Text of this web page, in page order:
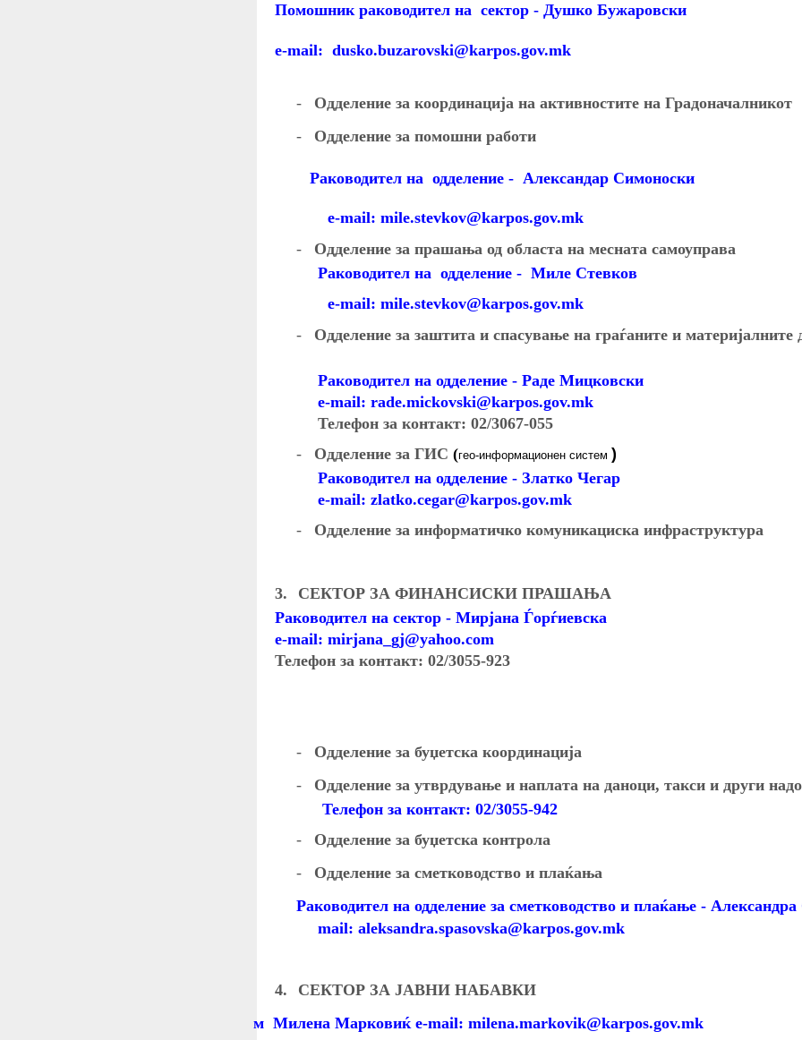
Помошник раководител на сектор - Душко Бужаровски
e-mail: dusko.buzarovski@karpos.gov.mk
- Одделение за координација на активностите на Градоначалникот
-
Одделение за помошни работи
Раководител на одделение - Александар Симоноски
e-mail: mile.stevkov@karpos.gov.mk
-
Одделение за прашања од областа на месната самоуправа
Раководител на одделение - Миле Стевков
e-mail: mile.stevkov@karpos.gov.mk
-
Одделение за заштита и спасување на граѓаните и материјалните
Раководител на одделение- Раде Мицковски
e-mail: rade.mickovski@karpos.gov.mk
Телефон за контакт: 02/3067-055
-
Одделение за ГИС (гео-информационен систем )
Раководител на одделение- Златко Чегар
e-mail: zlatko.cegar@karpos.gov.mk
-
Oдделение за информатичко комуникациска инфраструктура
3.
СЕКТОР ЗА ФИНАНСИСКИ ПРАШАЊА
Раководител на сектор - Мирјана Ѓорѓиевска
e-mail: mirjana_gj@yahoo.com
Телефон за контакт: 02/3055-923
-
Одделение за буџетска координација
-
Одделение за утврдување и наплата на даноци, такси и други
Телефон за контакт: 02/3055-942
-
Одделение за буџетска контрола
-
Одделение за сметководство и плаќања
Раководител на одделение за сметководство и плаќање -
mail: aleksandra.spasovska@karpos.gov.mk
4.
СЕКТОР ЗА ЈАВНИ НАБАВКИ
м Милена Марковиќ e-mail: milena.markovik@karpos.gov.mk